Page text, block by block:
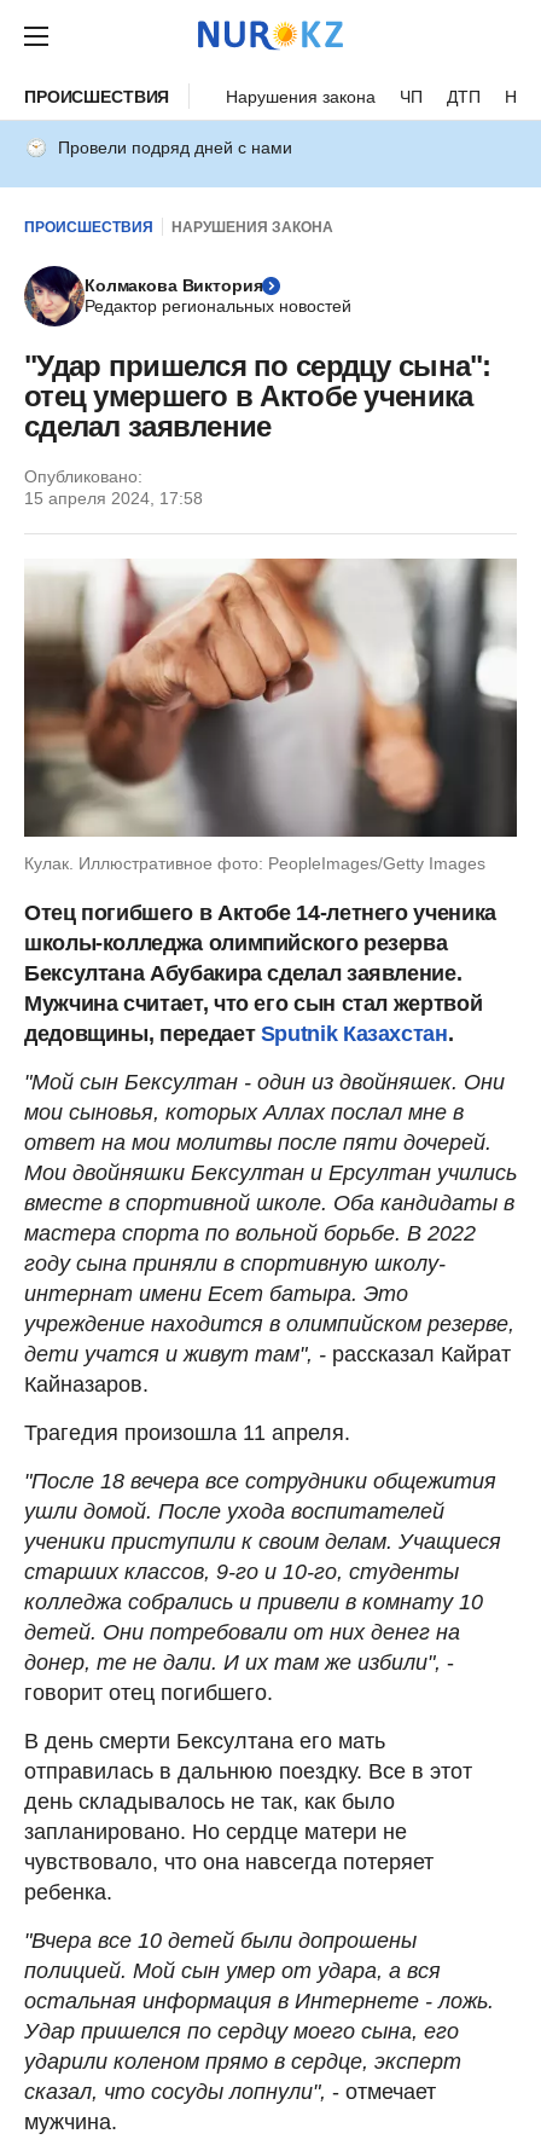
ПРОИСШЕСТВИЯ Нарушения закона ЧП ДТП
Провели подряд дней с нами
ПРОИСШЕСТВИЯ НАРУШЕНИЯ ЗАКОНА
Колмакова Виктория
Редактор региональных новостей
"Удар пришелся по сердцу сына":
отец умершего в Актобе ученика
сделал заявление
Опубликовано:
15 апреля 2024, 17:58
Кулак. Иллюстративное фото: PeopleImages/Getty Images
Отец погибшего в Актобе 14-летнего ученика
школы-колледжа олимпийского резерва
Бексултана Абубакира сделал заявление.
Мужчина считает, что его сын стал жертвой
дедовщины, передает Sputnik Казахстан.
"Мой сын Бексултан - один из двойняшек. Они
мои сыновья, которых Аллах послал мне в
ответ на мои молитвы после пяти дочерей.
Мои двойняшки Бексултан и Ерсултан учились
вместе в спортивной школе. Оба кандидаты в
мастера спорта по вольной борьбе. В 2022
году сына приняли в спортивную школу-
интернат имени Есет батыра. Это
учреждение находится в олимпийском резерве,
дети учатся и живут там", - рассказал Кайрат
Кайназаров.
Трагедия произошла 11 апреля.
"После 18 вечера все сотрудники общежития
ушли домой. После ухода воспитателей
ученики приступили к своим делам. Учащиеся
старших классов, 9-го и 10-го, студенты
колледжа собрались и привели в комнату 10
детей. Они потребовали от них денег на
донер, те не дали. И их там же избили", -
говорит отец погибшего.
В день смерти Бексултана его мать
отправилась в дальнюю поездку. Все в этот
день складывалось не так, как было
запланировано. Но сердце матери не
чувствовало, что она навсегда потеряет
ребенка.
"Вчера все 10 детей были допрошены
полицией. Мой сын умер от удара, а вся
остальная информация в Интернете - ложь.
Удар пришелся по сердцу моего сына, его
ударили коленом прямо в сердце, эксперт
сказал, что сосуды лопнули", - отмечает
мужчина.